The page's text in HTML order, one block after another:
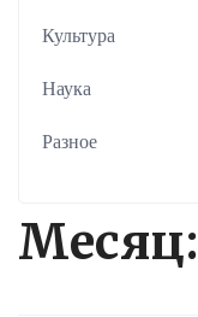
Месяц:
Культура
Наука
Разное